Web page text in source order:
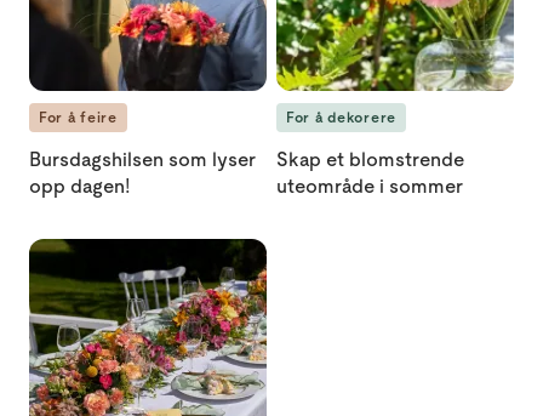
For å feire
Bursdagshilsen som lyser
opp dagen!
For å dekorere
Skap et blomstrende
uteområde i sommer
Slik dekker du bryllupsbordet med blomster